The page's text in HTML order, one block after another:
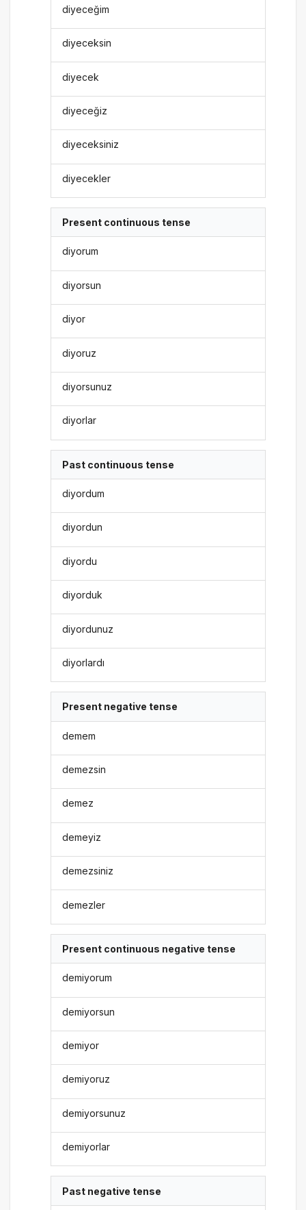
diyeceğim
diyeceksin
diyecek
diyeceğiz
diyeceksiniz
diyecekler
Present continuous tense
diyorum
diyorsun
diyor
diyoruz
diyorsunuz
diyorlar
Past continuous tense
diyordum
diyordun
diyordu
diyorduk
diyordunuz
diyorlardı
Present negative tense
demem
demezsin
demez
demeyiz
demezsiniz
demezler
Present continuous negative tense
demiyorum
demiyorsun
demiyor
demiyoruz
demiyorsunuz
demiyorlar
Past negative tense